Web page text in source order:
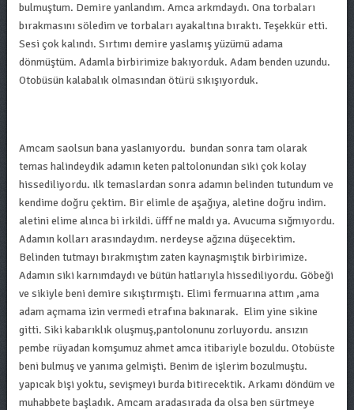
bulmuştum. Demire yanlandım. Amca arkmdaydı. Ona torbaları
bırakmasını söledim ve torbaları ayakaltına bıraktı. Teşekkür etti.
Sesi çok kalındı. Sırtımı demire yaslamış yüzümü adama
dönmüştüm. Adamla birbirimize bakıyorduk. Adam benden uzundu.
Otobüsün kalabalık olmasından ötürü sıkışıyorduk.
Amcam saolsun bana yaslanıyordu. bundan sonra tam olarak
temas halindeydik adamın keten paltolonundan siki çok kolay
hissediliyordu. ılk temaslardan sonra adamın belinden tutundum ve
kendime doğru çektim. Bir elimle de aşağıya, aletine doğru indim.
aletini elime alınca bi irkildi. üfff ne maldı ya. Avucuma sığmıyordu.
Adamın kolları arasındaydım. nerdeyse ağzına düşecektim.
Belinden tutmayı bırakmıştım zaten kaynaşmıştık birbirimize.
Adamın siki karnımdaydı ve bütün hatlarıyla hissediliyordu. Göbeği
ve sikiyle beni demire sıkıştırmıştı. Elimi fermuarına attım ,ama
adam açmama izin vermedi etrafına bakınarak. Elim yine sikine
gitti. Siki kabarıklık oluşmuş,pantolonunu zorluyordu. ansızın
pembe rüyadan komşumuz ahmet amca itibariyle bozuldu. Otobüste
beni bulmuş ve yanıma gelmişti. Benim de işlerim bozulmuştu.
yapıcak bişi yoktu, sevişmeyi burda bitirecektik. Arkamı döndüm ve
muhabbete başladık. Amcam aradasırada da olsa ben sürtmeye